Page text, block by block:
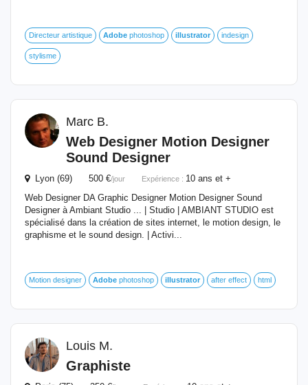
Directeur artistique Adobe photoshop illustrator indesign
stylisme
Marc B.
Web Designer Motion Designer
Sound Designer
Lyon (69) 500 €/jour Expérience : 10 ans et +
Web Designer DA Graphic Designer Motion Designer Sound
Designer à Ambiant Studio ... | Studio | AMBIANT STUDIO est
spécialisé dans la création de sites internet, le motion design, le
graphisme et le sound design. | Activi...
Motion designer Adobe photoshop illustrator after effect html
Louis M.
Graphiste